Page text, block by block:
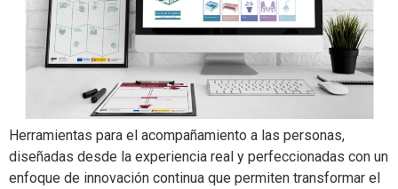
Herramientas para el acompañamiento a las personas,
diseñadas desde la experiencia real y perfeccionadas con un
enfoque de innovación continua que permiten transformar el